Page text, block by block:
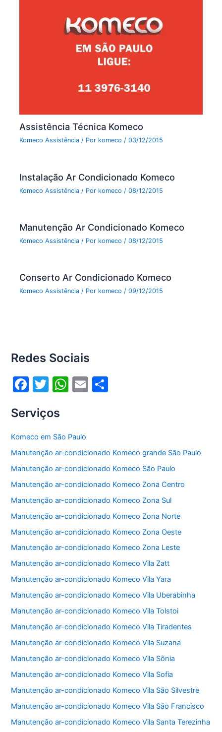
Assistência Técnica Komeco
Komeco Assistência / Por komeco/03/12/2015
Instalação Ar Condicionado Komeco
Komeco Assistência / Por komeco /08/12/2015
Manutenção Ar Condicionado Komeco
Komeco Assistência / Por komeco /08/12/2015
Conserto Ar Condicionado Komeco
Komeco Assistência / Por komeco/09/12/2015
Redes Sociais
F
c
e
b
o
o
k
T
itt
er
W
s
A
p
p
E
Serviços
Komeco em São Paulo
Manutenção ar-condicionado Komeco grande São Paulo
Manutenção ar-condicionado Komeco São Paulo
Manutenção ar-condicionado Komeco Zona Centro
Manutenção ar-condicionado Komeco Zona Sul
Manutenção ar-condicionado Komeco Zona Norte
Manutenção ar-condicionado Komeco Zona Oeste
Manutenção ar-condicionado Komeco Zona Leste
Manutenção ar-condicionado Komeco Vila Zatt
Manutenção ar-condicionado Komeco Vila Yara
Manutenção ar-condicionado Komeco Vila Uberabinha
Manutenção ar-condicionado Komeco Vila Tolstoi
Manutenção ar-condicionado Komeco Vila Tiradentes
Manutenção ar-condicionado Komeco Vila Suzana
Manutenção ar-condicionado Komeco Vila Sônia
Manutenção ar-condicionado Komeco Vila Sofia
Manutenção ar-condicionado Komeco Vila São Silvestre
Manutenção ar-condicionado Komeco Vila São Francisco
Manutenção ar-condicionado Komeco Vila Santa Terezinha